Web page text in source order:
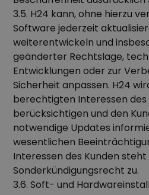
3.5. H24 kann, ohne hierzu
Software jederzeit
weiterentwickeln und
geänderter Rechtslage,
Entwicklungen oder zur
Sicherheit anpassen. H24
berechtigten Interessen des
berücksichtigen und den
notwendige Updates
wesentlichen
Interessen des Kunden steht
Sonderkündigungsrecht zu.
3.6. Soft- und